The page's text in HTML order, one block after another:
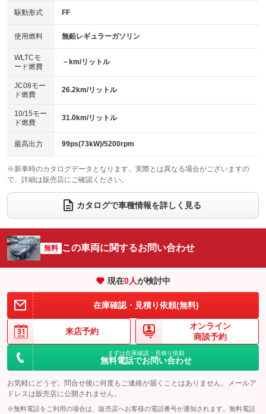
USB入力端子
：装備なし
100V電源
：装備なし
センターデフロック
：装備なし
電動格納ミラー
：装備なし
HID(キセノンライト)
：装備なし
バックカメラ
：装備なし
エアロ
：装備なし
：装備なし
パワーシート
ベンチシート
：装備なし
チップアップシート
：装備なし
：装備なし ：装備なし
ウォークスルー
：装備なし
電動リアゲート フロントカメラ
：装備なし
：装備なし ：装備なし
サイドカメラ
：装備なし ルーフレール
：装備なし
：装備なし
：装備なし
駆動形式 FF
使用燃料 無鉛レギュラーガソリン
WLTCモ
ード燃費
－km/リットル
JC08モー
ド燃費
26.2km/リットル
10/15モー
ド燃費
31.0km/リットル
最高出力 99ps(73kW)/5200rpm
※新車時のカタログデータとなります。実際とは異なる場合がございますの
で、詳細は販売店にご確認ください。
カタログで車種情報を詳しく見る
無料 この車両に関するお問い合わせ
現在0人が検討中
在庫確認・見積り依頼(無料)
来店予約
オンライン
商談予約
まずは在庫確認・見積り依頼
無料電話でお問い合わせ
お気軽にどうぞ。問合せ後に何度もご連絡が届くことはありません。メールア
ドレスは販売店に公開されません。
※無料電話をご利用の場合は、販売店へお客様の電話番号が通知されます。無料電話